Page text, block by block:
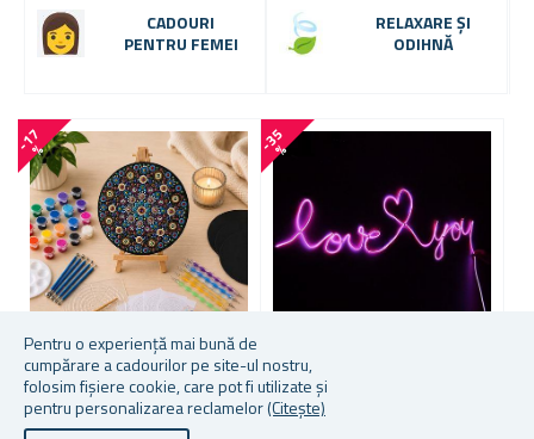
Pentru o experiență mai bună de
cumpărare a cadourilor pe site-ul nostru,
folosim fișiere cookie, care pot fi utilizate și
pentru personalizarea reclamelor(Citește)
CADOURI
PENTRU FEMEI
RELAXARE ȘI
ODIHNĂ
-
1
7
%
SET PICTURĂ MANDALĂ
MARE 32 BUC
-
3
5
%
CREEAZĂ-ȚI PROPRIA
INSCRIPȚIE NEON DE 5 M